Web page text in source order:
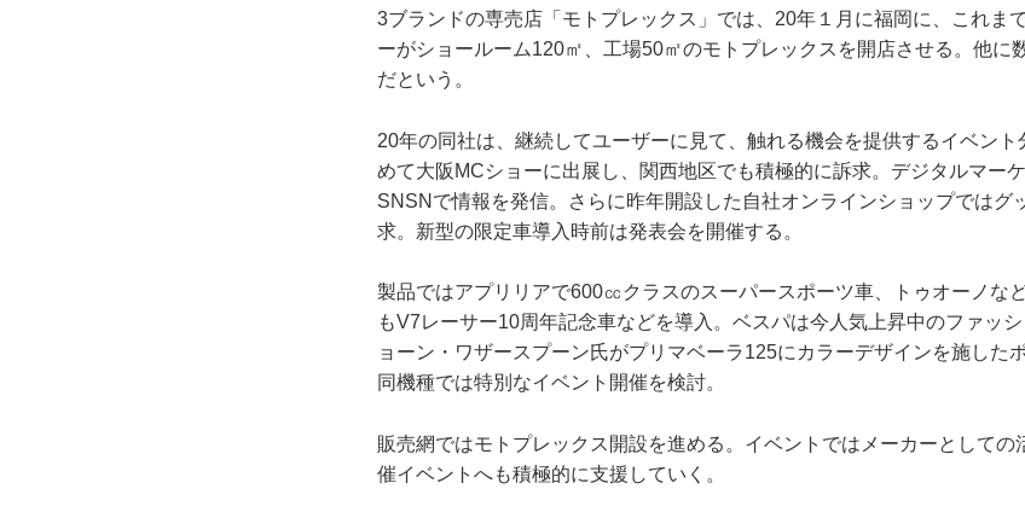
3ブランドの専売店「モトプレックス」では、20年１月に福岡に、これま
ーがショールーム120㎡、工場50㎡のモトプレックスを開店させる。他に
だという。
20年の同社は、継続してユーザーに見て、触れる機会を提供するイベン
めて大阪MCショーに出展し、関西地区でも積極的に訴求。デジタルマー
SNSNで情報を発信。さらに昨年開設した自社オンラインショップではグ
求。新型の限定車導入時前は発表会を開催する。
製品ではアプリリアで600㏄クラスのスーパースポーツ車、トゥオーノな
もV7レーサー10周年記念車などを導入。ベスパは今人気上昇中のファッ
ョーン・ワザースプーン氏がプリマベーラ125にカラーデザインを施した
同機種では特別なイベント開催を検討。
販売網ではモトプレックス開設を進める。イベントではメーカーとしての
催イベントへも積極的に支援していく。